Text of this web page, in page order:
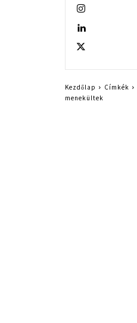
Kezdőlap Címkék
menekültek